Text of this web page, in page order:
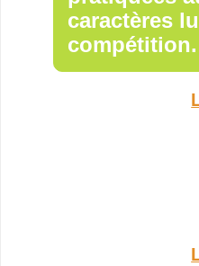
caractères
compétition.